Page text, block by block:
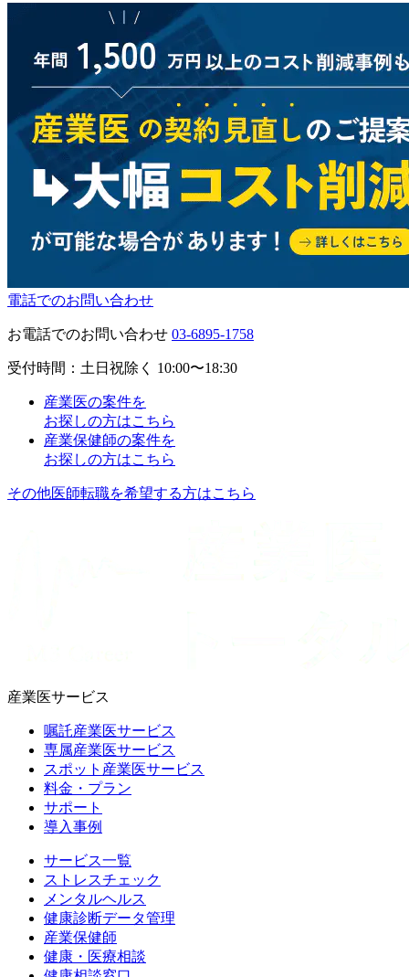
電話でのお問い合わせ
お電話でのお問い合わせ 03-6895-1758
受付時間：土日祝除く 10:00〜18:30
産業医の案件を
お探しの方はこちら
産業保健師の案件を
お探しの方はこちら
その他医師転職を希望する方はこちら
産業医サービス
嘱託産業医サービス
専属産業医サービス
スポット産業医サービス
料金・プラン
サポート
導入事例
サービス一覧
ストレスチェック
メンタルヘルス
健康診断データ管理
産業保健師
健康・医療相談